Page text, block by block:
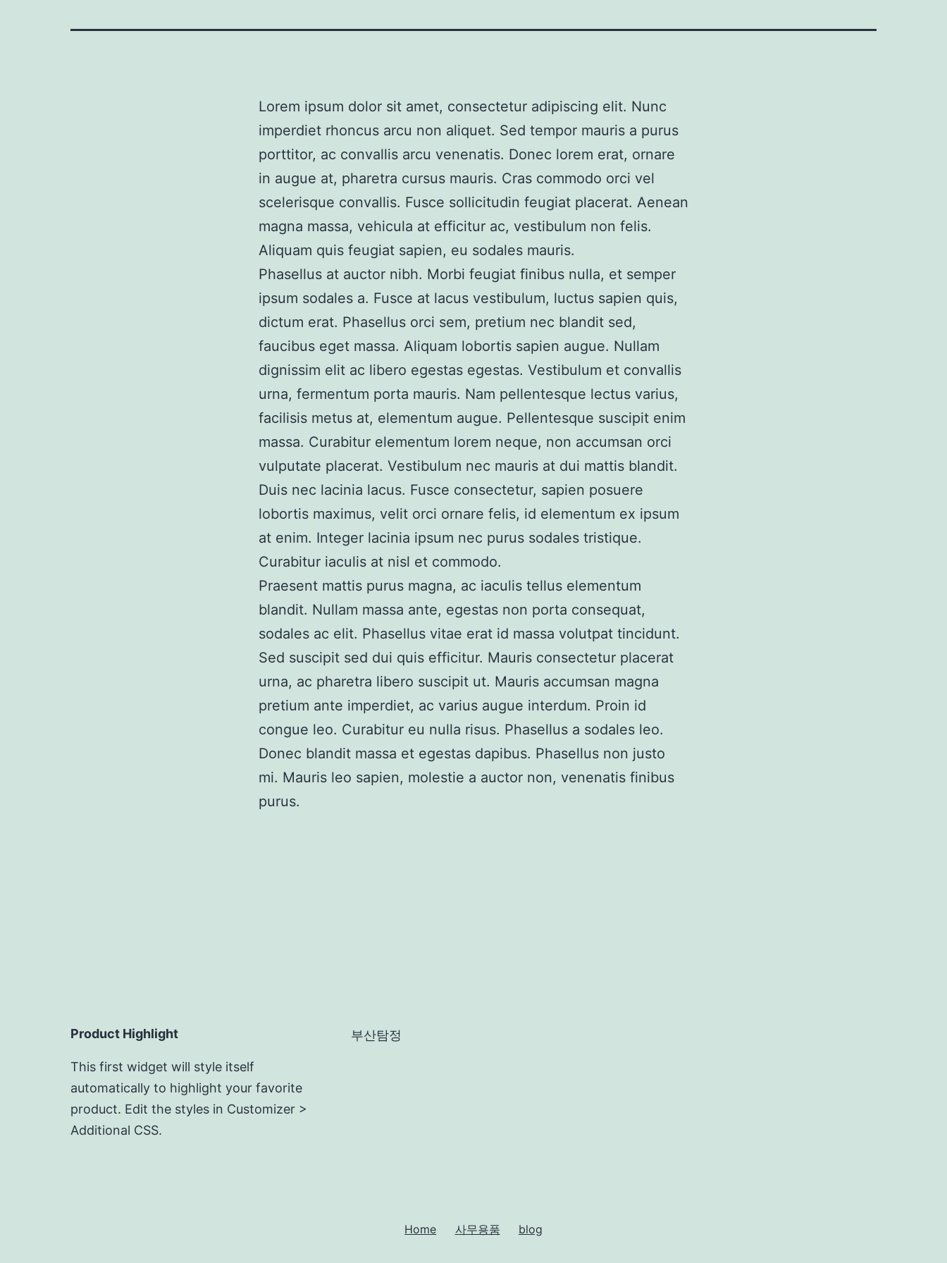
Lorem ipsum dolor sit amet, consectetur adipiscing elit. Nunc
imperdiet rhoncus arcu non aliquet. Sed tempor mauris a purus
porttitor, ac convallis arcu venenatis. Donec lorem erat, ornare
in augue at, pharetra cursus mauris. Cras commodo orci vel
scelerisque convallis. Fusce sollicitudin feugiat placerat. Aenean
magna massa, vehicula at efficitur ac, vestibulum non felis.
Aliquam quis feugiat sapien, eu sodales mauris.
Phasellus at auctor nibh. Morbi feugiat finibus nulla, et semper
ipsum sodales a. Fusce at lacus vestibulum, luctus sapien quis,
dictum erat. Phasellus orci sem, pretium nec blandit sed,
faucibus eget massa. Aliquam lobortis sapien augue. Nullam
dignissim elit ac libero egestas egestas. Vestibulum et convallis
urna, fermentum porta mauris. Nam pellentesque lectus varius,
facilisis metus at, elementum augue. Pellentesque suscipit enim
massa. Curabitur elementum lorem neque, non accumsan orci
vulputate placerat. Vestibulum nec mauris at dui mattis blandit.
Duis nec lacinia lacus. Fusce consectetur, sapien posuere
lobortis maximus, velit orci ornare felis, id elementum ex ipsum
at enim. Integer lacinia ipsum nec purus sodales tristique.
Curabitur iaculis at nisl et commodo.
Praesent mattis purus magna, ac iaculis tellus elementum
blandit. Nullam massa ante, egestas non porta consequat,
sodales ac elit. Phasellus vitae erat id massa volutpat tincidunt.
Sed suscipit sed dui quis efficitur. Mauris consectetur placerat
urna, ac pharetra libero suscipit ut. Mauris accumsan magna
pretium ante imperdiet, ac varius augue interdum. Proin id
congue leo. Curabitur eu nulla risus. Phasellus a sodales leo.
Donec blandit massa et egestas dapibus. Phasellus non justo
mi. Mauris leo sapien, molestie a auctor non, venenatis finibus
purus.
Product Highlight
This first widget will style itself
automatically to highlight your favorite
product. Edit the styles in Customizer >
Additional CSS.
부산탐정
Home 사무용품 blog